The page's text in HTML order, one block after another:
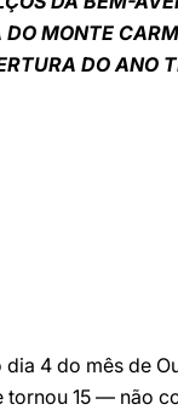
MONTE
DO ANO
4 do mês de
15 — não